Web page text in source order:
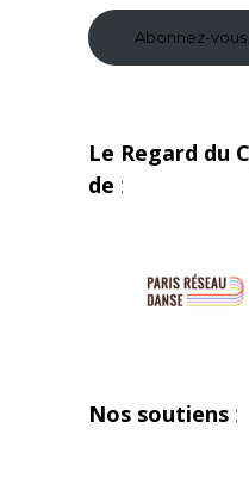
Abonnez-
Le Regard du
de :
Nos soutiens :